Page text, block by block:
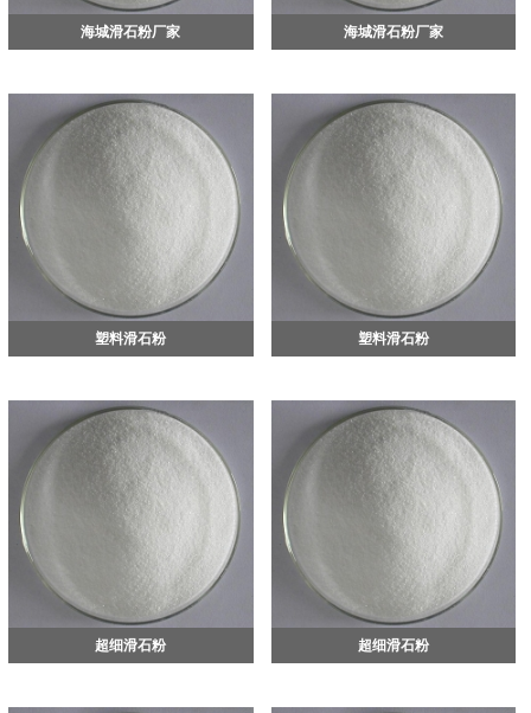
海城滑石粉厂家 海城滑石粉厂家
塑料滑石粉 塑料滑石粉
超细滑石粉 超细滑石粉